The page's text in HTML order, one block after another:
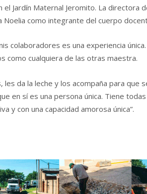
el Jardín Maternal Jeromito. La directora
como integrante del cuerpo
colaboradores es una experiencia
como cualquiera de las otras maestra.
les da la leche y los acompaña para que
en sí es una persona única. Tiene
y con una capacidad amorosa única”.